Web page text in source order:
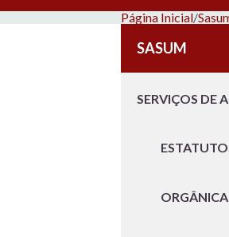
Página Inicial/
SASUM
SERVIÇOS DE
ORGÂNICA